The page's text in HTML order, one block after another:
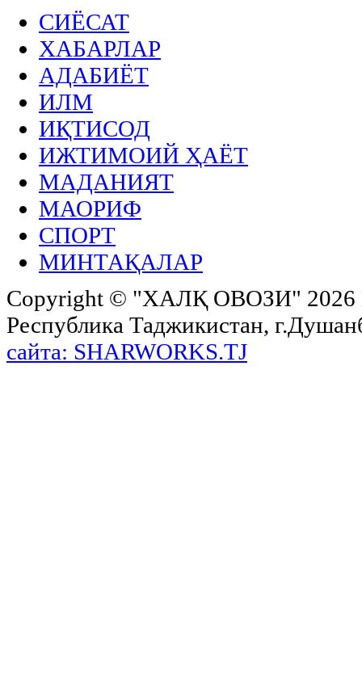
СИЁСАТ
ХАБАРЛАР
АДАБИЁТ
ИЛМ
ИҚТИСОД
ИЖТИМОИЙ ҲАЁТ
МАДАНИЯТ
МАОРИФ
СПОРТ
МИНТАҚАЛАР
Copyright © "ХАЛҚ ОВОЗИ"
Республика Таджикистан,
сайта: SHARWORKS.TJ